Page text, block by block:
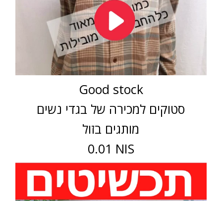
Good stock
סטוקים למכירה של בגדי נשים
מותגים בזול
0.01 NIS